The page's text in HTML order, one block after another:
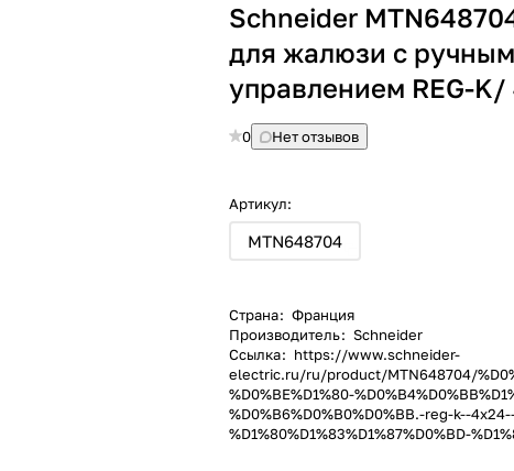
Schneider
для жалюзи с ручным
управлением REG-
0 Нет отзывов
Артикул:
MTN648704
Страна: Франция
Производитель: Schneider
Ссылка: https://www.schneider-
electric.ru/ru/product/MTN648704/
%D0%BE%D1%80-
%D0%B6%D0%B0%D0%BB.-reg-k--
%D1%80%D1%83%D1%87%D0%BD-